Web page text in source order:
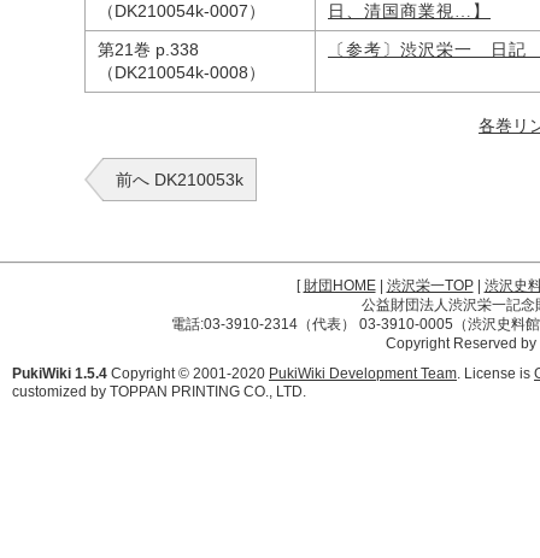
（DK210054k-0007）
日、清国商業視…】
第21巻 p.338
（DK210054k-0008）
〔参考〕渋沢栄一 日記
各巻リ
前へ DK210053k
[財団HOME| 渋沢栄一TOP| 渋沢史
公益財団法人渋沢栄一記
電話:03-3910-2314（代表） 03-3910-0005（渋沢史料
Copyright Reserved
PukiWiki 1.5.4 Copyright © 2001-2020 PukiWiki Development Team. License is
customized by TOPPAN PRINTING CO., LTD.